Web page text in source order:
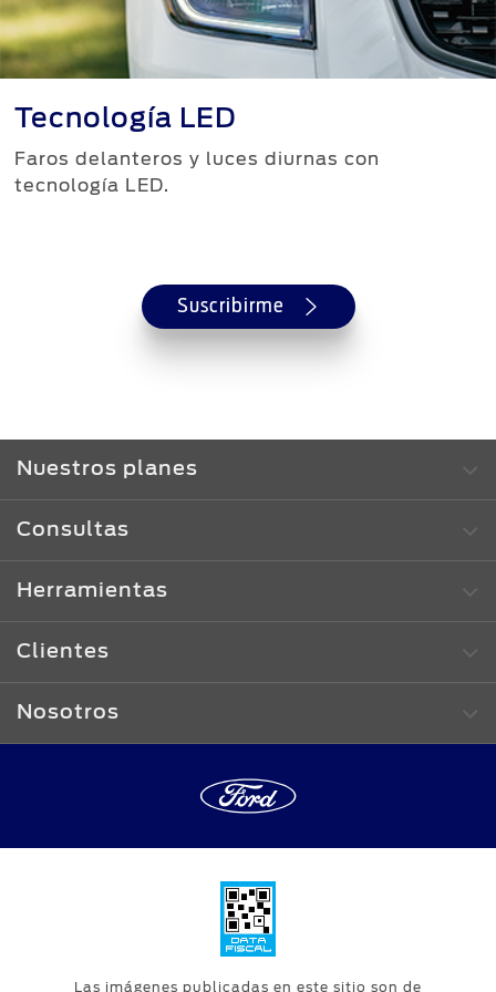
Tecnología LED
Faros delanteros y luces diurnas con
tecnología LED.
Suscribirme
Nuestros planes
Consultas
Herramientas
Clientes
Nosotros
Las imágenes publicadas en este sitio son de